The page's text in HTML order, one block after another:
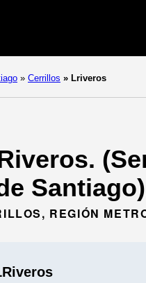
» Cerrillos » Lriveros
REGIÓN